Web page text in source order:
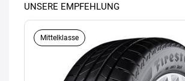
UNSERE EMPFEHLUNG
Mittelklasse